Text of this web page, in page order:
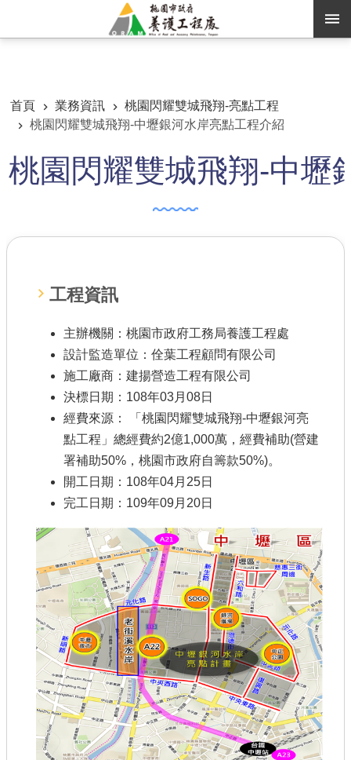
進階搜尋
認識養工
業務資訊
資訊公開
公共工程
常見問答
桃園市政府
隱私權政策
網站安全政策
政府網站資料開放宣告
首頁
業務資訊
桃園閃耀雙城飛翔-亮點工程
桃園閃耀雙城飛翔-中壢銀河水岸亮點工程介紹
桃園閃耀雙城飛翔-中壢
工程資訊
主辦機關：桃園市政府工務局養護工程處
設計監造單位：佺葉工程顧問有限公司
施工廠商：建揚營造工程有限公司
決標日期：108年03月08日
經費來源： 「桃園閃耀雙城飛翔-中壢銀河亮
點工程」總經費約2億1,000萬，經費補助(營建
署補助50%，桃園市政府自籌款50%)。
開工日期：108年04月25日
完工日期：109年09月20日